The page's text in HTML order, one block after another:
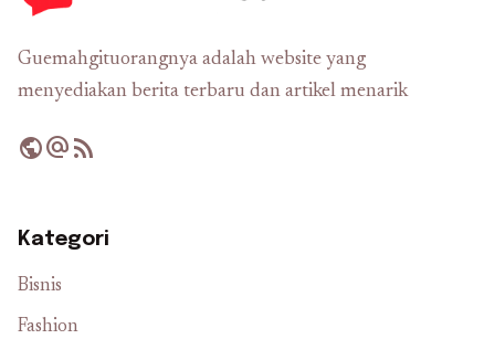
Guemahgituorangnya adalah website yang
menyediakan berita terbaru dan artikel menarik
publicalternate_emailrss_feed
Kategori
Bisnis
Fashion